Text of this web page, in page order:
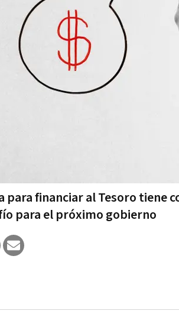
para financiar al Tesoro tiene
para el próximo gobierno